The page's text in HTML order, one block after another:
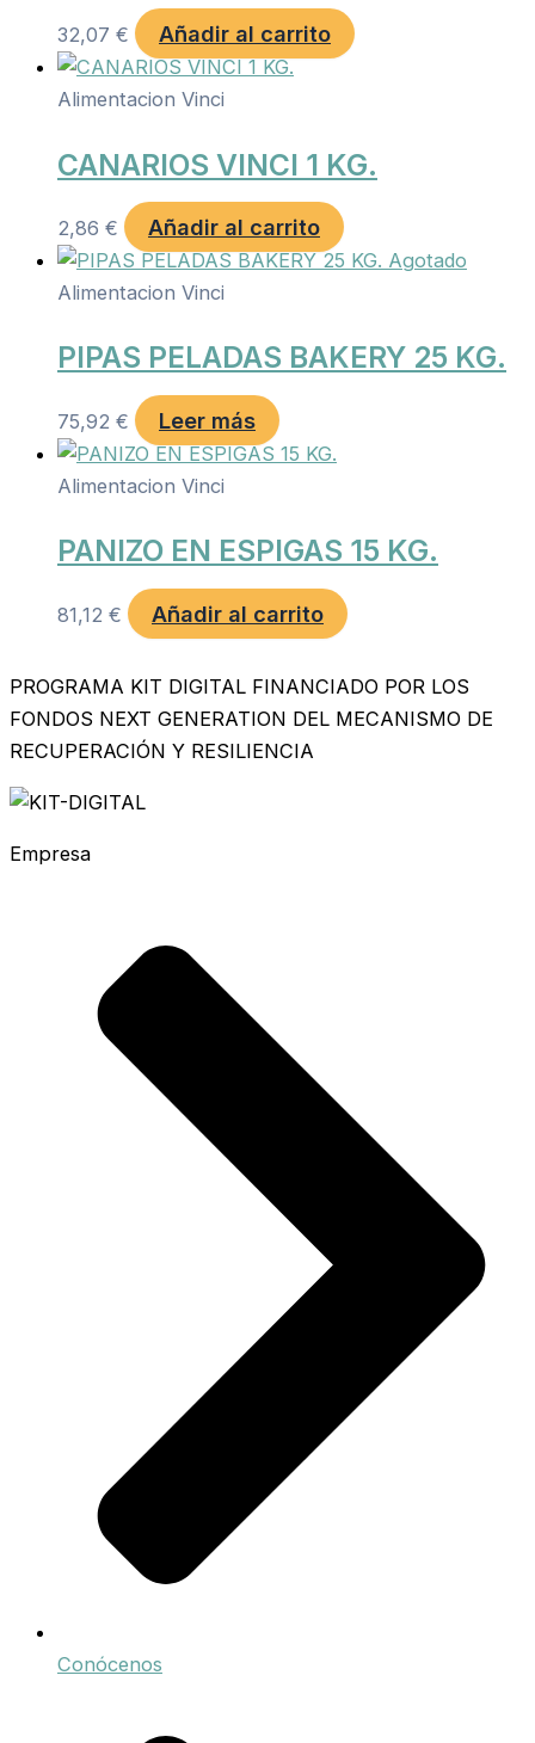
32,07 € Añadir al carrito
Alimentacion Vinci
CANARIOS VINCI 1 KG.
2,86 € Añadir al carrito
Agotado
Alimentacion Vinci
PIPAS PELADAS BAKERY 25 KG.
75,92 € Leer más
Alimentacion Vinci
PANIZO EN ESPIGAS 15 KG.
81,12 € Añadir al carrito
PROGRAMA KIT DIGITAL FINANCIADO POR LOS
FONDOS NEXT GENERATION DEL MECANISMO DE
RECUPERACIÓN Y RESILIENCIA
Empresa
Conócenos